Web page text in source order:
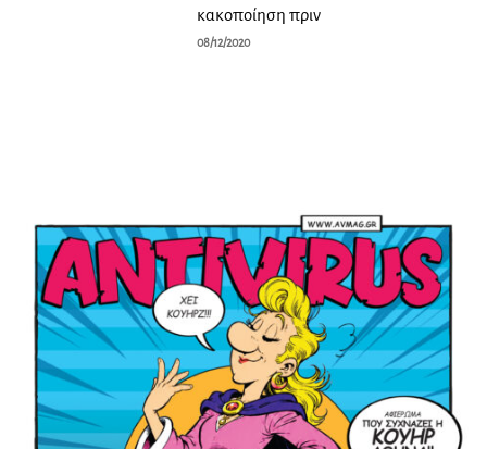
κακοποίηση πριν
08/12/2020